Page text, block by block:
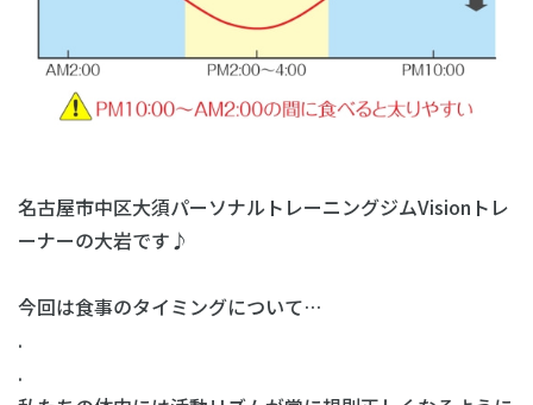
名古屋市中区大須パーソナルトレーニングジムVisionトレ
ーナーの大岩です♪
今回は食事のタイミングについて…
.
.